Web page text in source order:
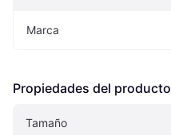
Marca
Propiedades del producto
Tamaño